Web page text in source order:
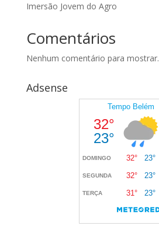
Imersão Jovem do Agro
Comentários
Nenhum comentário para mostrar.
Adsense